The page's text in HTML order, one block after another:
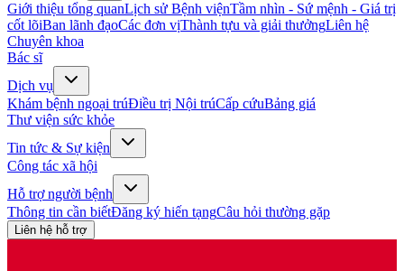
Giới thiệu tổng quanLịch sử Bệnh việnTầm nhìn - Sứ mệnh - Giá trị
cốt lõiBan lãnh đạoCác đơn vịThành tựu và giải thưởngLiên hệ
Chuyên khoa
Bác sĩ
Dịch vụ
Khám bệnh ngoại trúĐiều trị Nội trúCấp cứuBảng giá
Thư viện sức khỏe
Tin tức & Sự kiện
Công tác xã hội
Hỗ trợ người bệnh
Thông tin cần biếtĐăng ký hiến tạngCâu hỏi thường gặp
Liên hệ hỗ trợ